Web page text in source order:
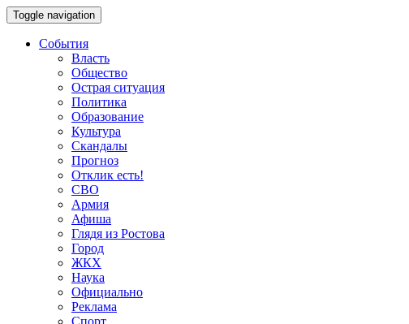
Toggle navigation
События
Власть
Общество
Острая ситуация
Политика
Образование
Культура
Скандалы
Прогноз
Отклик есть!
СВО
Армия
Афиша
Глядя из Ростова
Город
ЖКХ
Наука
Официально
Реклама
Спорт